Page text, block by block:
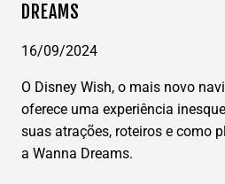
COM
WANNA
DREAMS
DREAMS
16/09/2024
O Disney Wish, o mais novo
oferece uma experiência
suas atrações, roteiros e como
a Wanna Dreams.